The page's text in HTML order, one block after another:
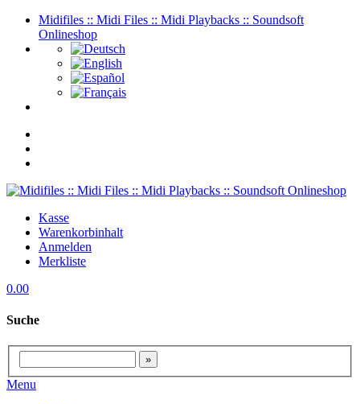
Midifiles :: Midi Files :: Midi Playbacks :: Soundsoft
Onlineshop
Kasse
Warenkorbinhalt
Anmelden
Merkliste
0.00
Suche
Menu